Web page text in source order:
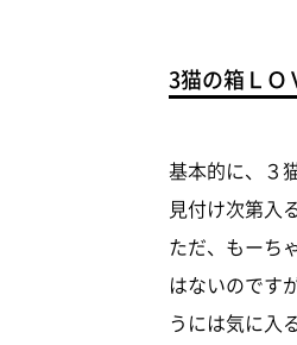
3猫の箱ＬＯ
基本的に、３
見付け次第入
ただ、もーち
はないのです
うには気に入